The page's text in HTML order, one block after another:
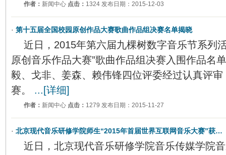
作者： 新闻中心 点击： 1324 发布日期：2015-12-03
· 第十五届全国校园原创作品大赛歌曲作品组决赛名单揭晓
近日，2015年第六届九棵树数字音乐节系列
原创音乐作品大赛”歌曲作品组决赛入围作品名
毅、戈非、姜森、赖伟锋四位评委经过认真评
赛。 ...[详细]
作者： 新闻中心 点击： 1279 发布日期：2015-11-27
· 北京现代音乐研修学院师生“2015年首届世界互联网音乐大赛”获…
近日，北京现代音乐研修学院音乐传媒学院